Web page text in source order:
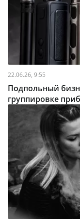
22.06.26, 9:55
Подпольный
группировке